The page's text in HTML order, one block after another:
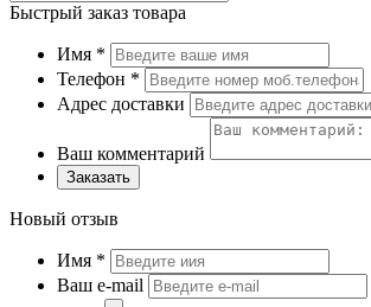
Быстрый заказ товара
Имя *
Телефон *
Адрес доставки
Ваш комментарий
Заказать
Новый отзыв
Имя *
Ваш e-mail